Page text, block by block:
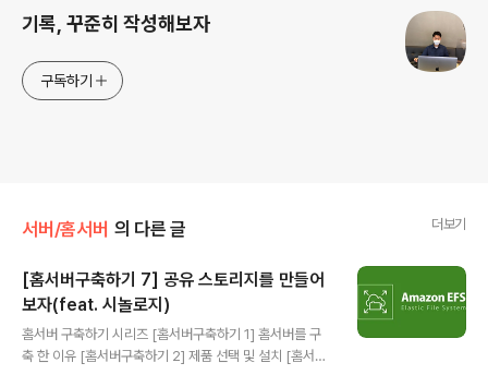
기록, 꾸준히 작성해보자
구독하기
서버/홈서버 의 다른 글 더보기
[홈서버구축하기 7] 공유 스토리지를 만들어
보자(feat. 시놀로지)
홈서버 구축하기 시리즈 [홈서버구축하기 1] 홈서버를 구
축 한 이유 [홈서버구축하기 2] 제품 선택 및 설치 [홈서버